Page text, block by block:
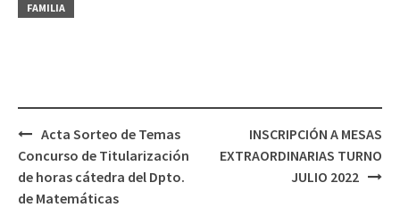
FAMILIA
Navegación
de
entradas
Acta Sorteo de Temas
Concurso de Titularización
de horas cátedra del Dpto.
de Matemáticas
INSCRIPCIÓN A MESAS
EXTRAORDINARIAS TURNO
JULIO 2022